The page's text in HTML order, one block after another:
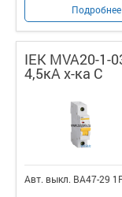
Подробнее
IEK MVA20-1-
4,5кА х-ка С
Авт. выкл. ВА47-29